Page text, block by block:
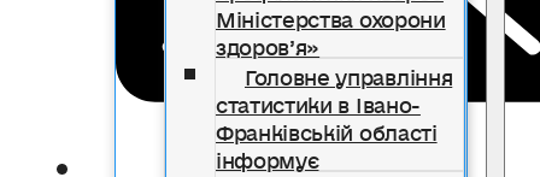
Міністерства охорони
здоров’я»
Головне управління
статистики в Івано-
Франківській області
інформує